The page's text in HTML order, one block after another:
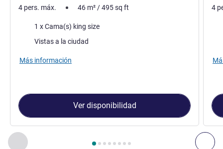
Anterior - Habitación
Página , Habitación 1 : Habitación Fairmont con
4 pers. máx. 46 m²/495sq ft
Ropa de cama
1 x Cama(s) king size
Views :Vistas a la ciudad
Más información
Ver disponibilidad
4